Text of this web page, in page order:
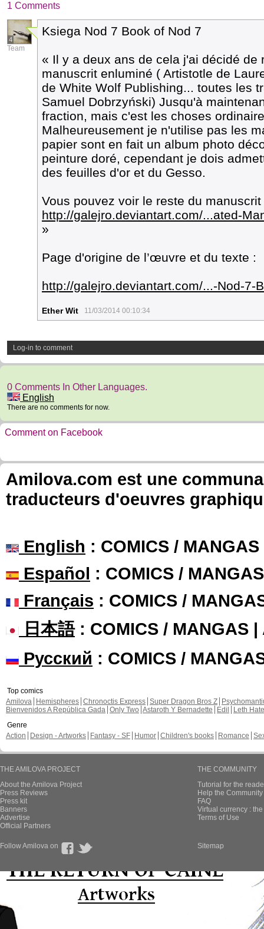
1 Comments
4
Team
Ksiega Nod 7 Book of Nod 7
« Il y a deux ans de cela j'ai décidé de
manuscrit enluminé ( Artistotle de
de White Wolf Publishing... toutes les
Samuel Dobrzyński) Jusqu'à
fraction, mais c'est les choses
Malheureusement je n'utilise pas les
papier sont en fait un album photo
peinture doré, cependant je dois
des feuilles d'or et du Gesso.
Vous pouvez voir le reste du
http://galejro.deviantart.com/...ated-
»
Page d'origine de l’œuvre et du texte :
http://galejro.deviantart.com/...-Nod-7-
Ether Wit 11/03/2014 00:10:34
Log-in to comment
0 Comments In Other Languages.
English
There are no comments for now.
Comment on Facebook
Amilova.com est une
traducteurs d'oeuvres
English : COMICS /
Español : COMICS /
Français : COMICS /
日本語: COMICS / MANGAS |
Русский : COMICS /
Top comics
Amilova
Hemispheres Chronoctis Express Super Dragon Bros Z
Bienvenidos A República Gada Only Two Astaroth Y Bernadette Edil
Leth Hate
Genre
Action
Design - Artworks Fantasy - SF Humor Children's books Romance
THE AMILOVA PROJECT
About the Amilova Project
Press Reviews
Press kit
Banners
Advertise
Official Partners
THE COMMUNITY
Tutorial for the
Help the
FAQ
Virtual currency :
Terms of Use
Follow Amilova on Sitemap